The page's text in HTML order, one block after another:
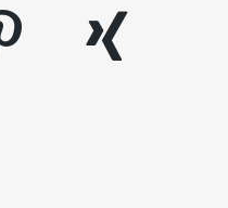
xing